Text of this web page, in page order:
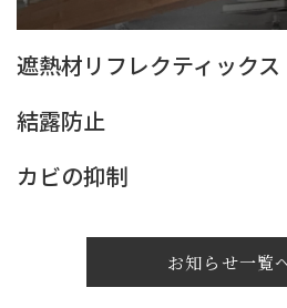
遮熱材リフレクティックス
結露防止
カビの抑制
お知らせ一覧